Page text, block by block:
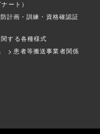
ート）
計画・訓練・資格確認証
関する各種様式
患者等搬送事業者関係